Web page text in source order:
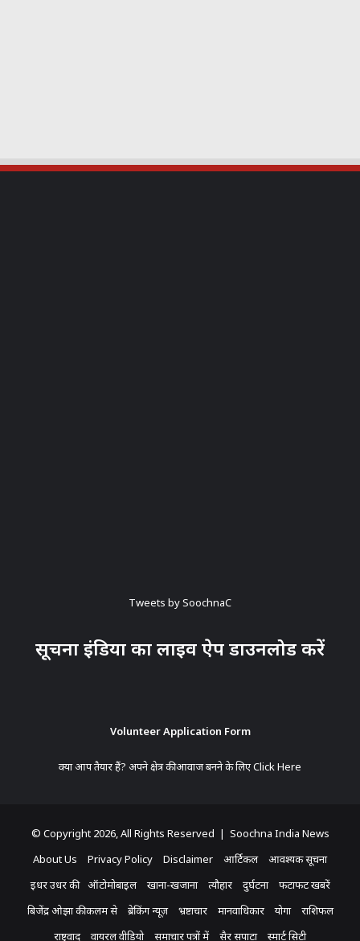
Tweets by SoochnaC
सूचना इंडिया का लाइव ऐप डाउनलोड करें
Volunteer Application Form
क्या आप तैयार हैं? अपने क्षेत्र की आवाज बनने के लिएClick Here
© Copyright 2026, All Rights Reserved | Soochna India News
About Us
Privacy Policy Disclaimer आर्टिकल
आवश्यक सूचना
इधर उधर की
ऑटोमोबाइल खाना-खजाना त्यौहार दुर्घटना
फटाफट खबरें
बिजेंद्र ओझा की कलम से
ब्रेकिंग न्यूज़ भ्रष्टाचार मानवाधिकार योगा
राशिफल
राष्ट्रवाद
वायरल वीडियो समाचार पत्रों में सैर सपाटा स्मार्ट सिटी